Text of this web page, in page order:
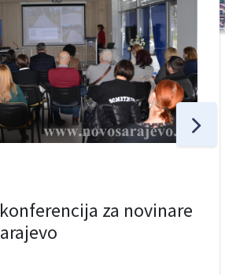
za novinare